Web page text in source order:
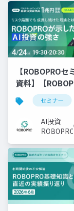
【ROBOPROセ
資料】【
別編】FOLIOホ
ィングス総取扱
高1兆円突破記念 リス
ク局面でも成長
た理由とは？
ROBOPROが示
資の強さ
セミナー
AI投資
ROBOPRO